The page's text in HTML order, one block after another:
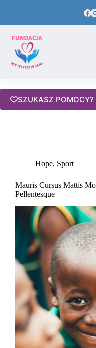
SZUKASZ POMOCY?
Hope, Sport
Mauris Cursus Mattis
Pellentesque